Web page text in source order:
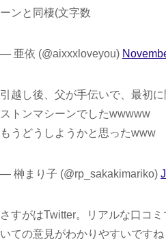
ーンと同棲(文字数
— 亜依 (@aixxxloveyou)
引越し後、父が手伝いで、最初
ストンマシーンでしたwwwww
もうどうしようかと思ったwww
— 榊まり子 (@rp_sakakimariko)
さすがはTwitter。リアルな口コ
いての意見がわかりやすいですね